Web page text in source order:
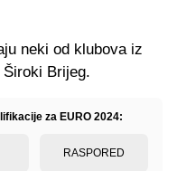
neki od klubova iz
Brijeg.
za EURO 2024:
RASPORED